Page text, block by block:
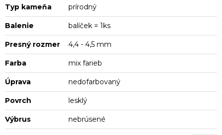
Typ kameňa prírodný
Balenie balíček = 1ks
Presný rozmer 4,4 - 4,5 mm
Farba mix farieb
Úprava nedofarbovaný
Povrch lesklý
Výbrus nebrúsené